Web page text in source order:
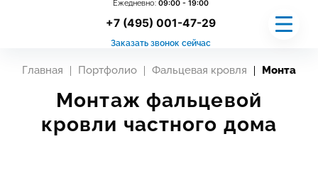
Ежедневно: 09:00 - 19:00
+7 (495) 001-47-29
Заказать звонок сейчас
УСЛУГИ
Главная Портфолио Фальцевая кровля Монтаж
Монтаж фальцевой
кровли частного дома